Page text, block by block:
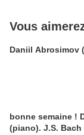
Vous
Daniil Abrosimov
bonne semaine ! Denys Kokhanovsky
(piano). J.S.